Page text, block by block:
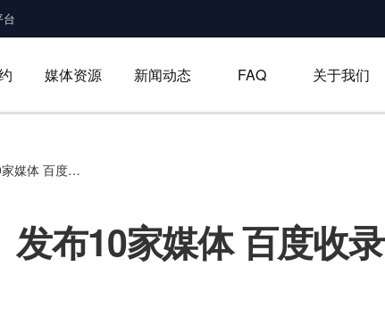
媒体资源 新闻动态 FAQ 关于我们
【包收录套餐-800】发布10家媒体 百度收录率达100%
发布10家媒体 百度收录